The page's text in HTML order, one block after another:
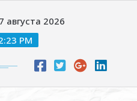
августа 2026
PM